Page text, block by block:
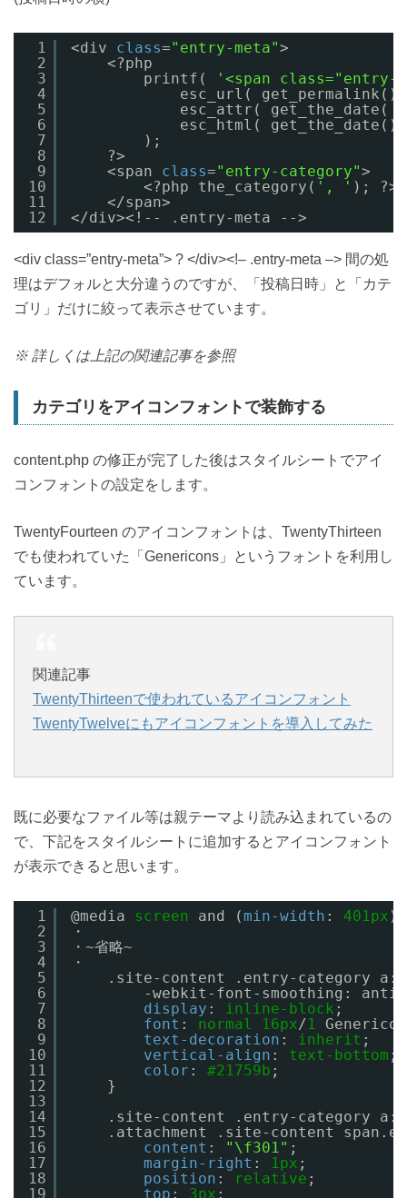
1
2
3
4
5
6
7
8
9
10
11
12
<div class="entry-meta">
<?php
printf(
'<span class="entry-
esc_url(
esc_attr( get_the_date(
esc_html( get_the_date()
);
?>
<span class="entry-category">
<?php the_category( ', ' ); ?>
</span>
</div><!-- .entry-meta -->
<div class=”entry-meta”> ? </div><!– .entry-meta –> 間の処
理はデフォルと大分違うのですが、「投稿日時」と「カテ
ゴリ」だけに絞って表示させています。
※ 詳しくは上記の関連記事を参照
カテゴリをアイコンフォントで装飾する
content.php の修正が完了した後はスタイルシートでアイ
コンフォントの設定をします。
TwentyFourteen のアイコンフォントは、TwentyThirteen
でも使われていた「Genericons」というフォントを利用し
ています。
関連記事
TwentyThirteenで使われているアイコンフォント
TwentyTwelveにもアイコンフォントを導入してみた
既に必要なファイル等は親テーマより読み込まれているの
で、下記をスタイルシートに追加するとアイコンフォント
が表示できると思います。
1
2
3
4
5
6
7
8
9
10
11
12
13
14
15
16
17
18
19
@media screen and ( min-width : 401px )
・
・~省略~
・
.site-content .entry-category
-webkit-font-smoothing:
display : inline-block ;
font : normal 16px/1
text-decoration : inherit ;
vertical-align : text-bottom ;
color : #21759b ;
}
.site-content .entry-category
.attachment .site-content
content : "\f301" ;
margin-right : 1px ;
position : relative ;
top : 3px ;